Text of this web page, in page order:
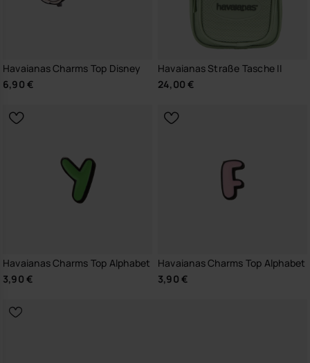
Havaianas Charms Top Disney
6,90 €
Havaianas Straße Tasche II
24,00 €
Havaianas Charms Top Alphabet
3,90 €
Havaianas Charms Top Alphabet
3,90 €